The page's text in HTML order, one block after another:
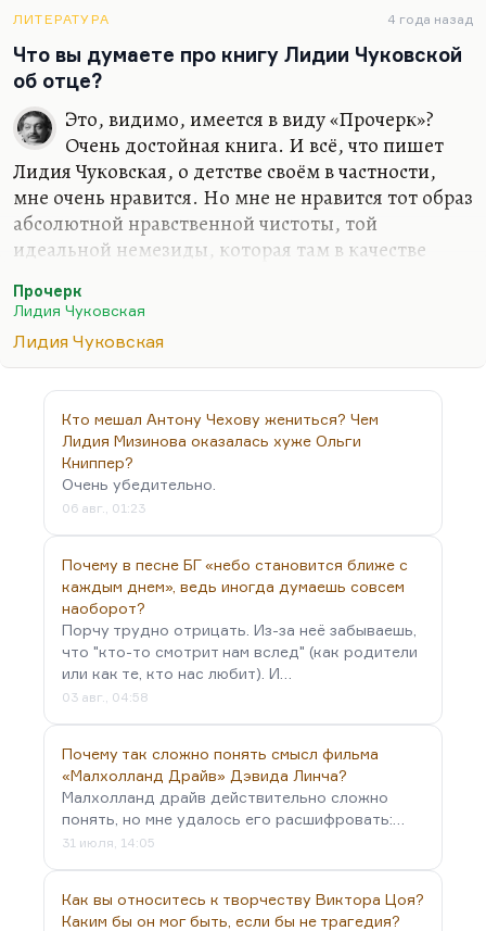
торможение) мысль о том, что мир не
рационален, не всегда предсказуем. И поэтому
решение, у которого есть 99 рациональных
аргументов (например, что старуху надо убить,
потому что это можно скрыть, потому что старуха
вредна, опасна, противна), это решение пасует
перед одним иррациональным. И так далее.
Я всегда настаиваю на том, что без чуда этика
немыслима. Возможно без чуда рациональное
ЛИТЕРАТУРА 4 года назад
Что вы думаете про книгу Лидии Чуковской
об отце?
Это, видимо, имеется в виду «Прочерк»?
Очень достойная книга. И всё, что пишет
Лидия Чуковская, о детстве своём в частности,
мне очень нравится. Но мне не нравится тот образ
абсолютной нравственной чистоты, той
идеальной немезиды, которая там в качестве
бескомпромиссность. Мне не нравится, как она
судит Ивинскую. Мне не очень нравится, даже
совсем не нравится её книга «Дом поэта» о
мне не нравится в ней, интонация нелюбви к
жизни, о которой она много раз говорит. В
общем, она вызывает у меня довольно серьёзные
возражения — при том, что, ещё раз говорю, это
никак не принижает её. Это моё мнение.
Прочерк
Лидия Чуковская
Лидия Чуковская
Кто мешал Антону Чехову жениться? Чем
Лидия Мизинова оказалась хуже Ольги
Книппер?
Очень убедительно.
06 авг., 01:23
Почему в песне БГ «небо становится ближе с
каждым днем», ведь иногда думаешь совсем
наоборот?
Порчу трудно отрицать. Из-за неё забываешь,
что "кто-то смотрит нам вслед" (как родители
или как те, кто нас любит). И…
03 авг., 04:58
Почему так сложно понять смысл фильма
«Малхолланд Драйв» Дэвида Линча?
Малхолланд драйв действительно сложно
понять, но мне удалось его расшифровать:…
31 июля, 14:05
Как вы относитесь к творчеству Виктора Цоя?
Каким бы он мог быть, если бы не трагедия?